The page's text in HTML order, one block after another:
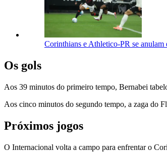
Corinthians e Athletico-PR se
Os gols
Aos 39 minutos do primeiro tempo, Bernabei
Aos cinco minutos do segundo tempo, a zaga do
Próximos jogos
O Internacional volta a campo para enfrentar o